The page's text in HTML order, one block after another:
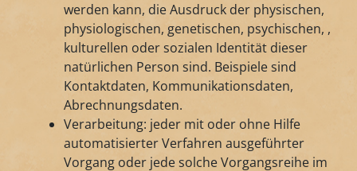
werden kann, die Ausdruck der physischen,
physiologischen, genetischen, psychischen, ,
kulturellen oder sozialen Identität dieser
natürlichen Person sind. Beispiele sind
Kontaktdaten, Kommunikationsdaten,
Abrechnungsdaten.
Verarbeitung: jeder mit oder ohne Hilfe
automatisierter Verfahren ausgeführter
Vorgang oder jede solche Vorgangsreihe im